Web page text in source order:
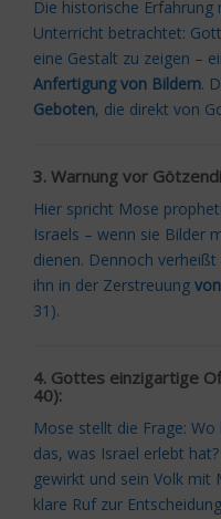
Die historische
Unterricht betrachtet:
eine Gestalt zu zeigen –
Anfertigung von Bildern.
Geboten, die direkt von
3. Warnung vor
Hier spricht Mose
Israels – wenn sie Bilder
dienen. Dennoch
ihn in der Zerstreuung
31).
4. Gottes einzigartige
40):
Mose stellt die Frage:
das, was Israel erlebt
gewirkt und sein Volk
klare Ruf zur